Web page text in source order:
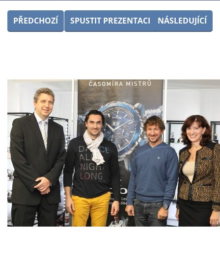
PŘEDCHOZÍ SPUSTIT PREZENTACI NÁSLEDUJÍCÍ